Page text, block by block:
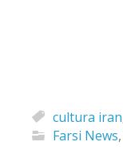
cultura iran
Farsi News,